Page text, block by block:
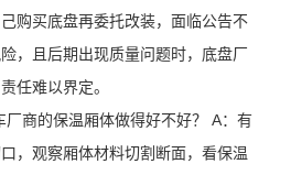
购买底盘再委托改装，面临公告不
，且后期出现质量问题时，底盘厂
任难以界定。
商的保温厢体做得好不好？ A：有
，观察厢体材料切割断面，看保温